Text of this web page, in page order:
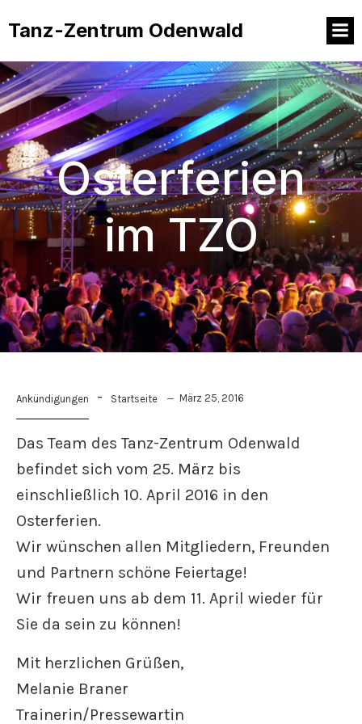
Tanz-Zentrum Odenwald
Osterferien
im TZO
Ankündigungen - Startseite März 25, 2016
Das Team des Tanz-Zentrum Odenwald
befindet sich vom 25. März bis
einschließlich 10. April 2016 in den
Osterferien.
Wir wünschen allen Mitgliedern, Freunden
und Partnern schöne Feiertage!
Wir freuen uns ab dem 11. April wieder für
Sie da sein zu können!
Mit herzlichen Grüßen,
Melanie Braner
Trainerin/Pressewartin